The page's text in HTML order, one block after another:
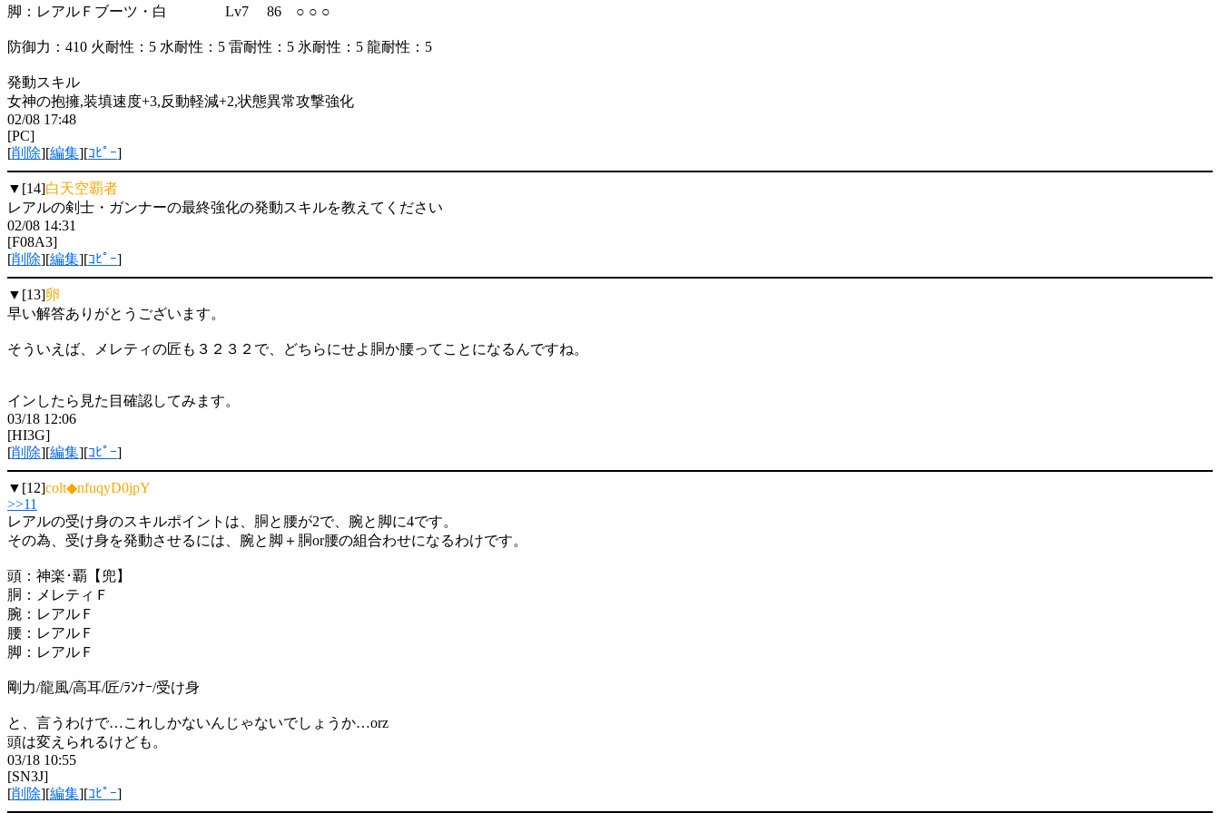
脚：レアルＦブーツ・白 Lv7 86 ○ ○ ○
防御力：410 火耐性：5 水耐性：5 雷耐性：5 氷耐性：5 龍耐性：5
発動スキル
女神の抱擁,装填速度+3,反動軽減+2,状態異常攻撃強化
02/08 17:48
[PC]
[削除][編集][ｺﾋﾟｰ]
▼[14]白天空覇者
レアルの剣士・ガンナーの最終強化の発動スキルを教えてください
02/08 14:31
[F08A3]
[削除][編集][ｺﾋﾟｰ]
▼[13]卵
早い解答ありがとうございます。
そういえば、メレティの匠も３２３２で、どちらにせよ胴か腰ってことになるんですね。
インしたら見た目確認してみます。
03/18 12:06
[HI3G]
[削除][編集][ｺﾋﾟｰ]
▼[12]colt◆nfuqyD0jpY
>>11
レアルの受け身のスキルポイントは、胴と腰が2で、腕と脚に4です。
その為、受け身を発動させるには、腕と脚＋胴or腰の組合わせになるわけです。
頭：神楽･覇【兜】
胴：メレティＦ
腕：レアルＦ
腰：レアルＦ
脚：レアルＦ
剛力/龍風/高耳/匠/ﾗﾝﾅｰ/受け身
と、言うわけで…これしかないんじゃないでしょうか…orz
頭は変えられるけども。
03/18 10:55
[SN3J]
[削除][編集][ｺﾋﾟｰ]